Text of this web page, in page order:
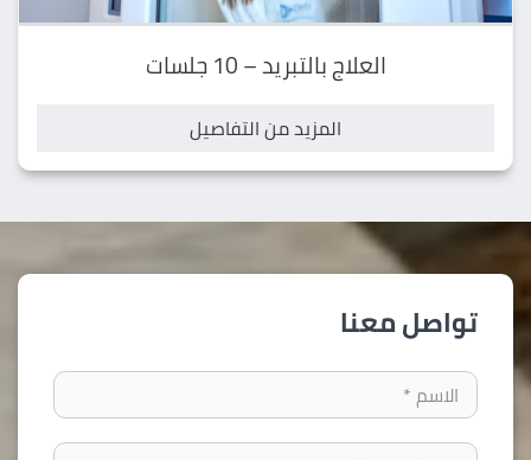
العلاج بالتبريد – 10 جلسات
المزيد من التفاصيل
تواصل معنا